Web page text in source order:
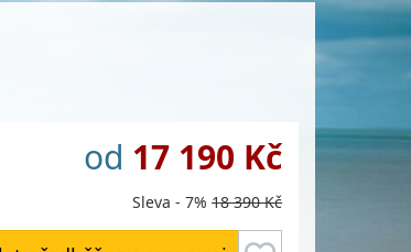
od 17 190 Kč
Sleva - 7% 18 390 Kč